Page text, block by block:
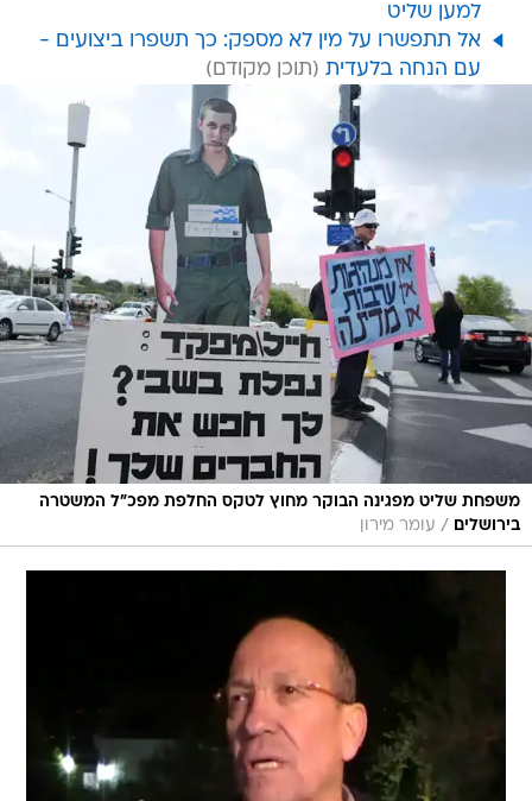
למען שליט
אל תתפשרו על מין לא מספק: כך תשפרו ביצועים -
עם הנחה בלעדית
משפחת שליט מפגינה הבוקר מחוץ לטקס החלפת מפכ"ל המשטרה
בירושלים
/ עומר מירון